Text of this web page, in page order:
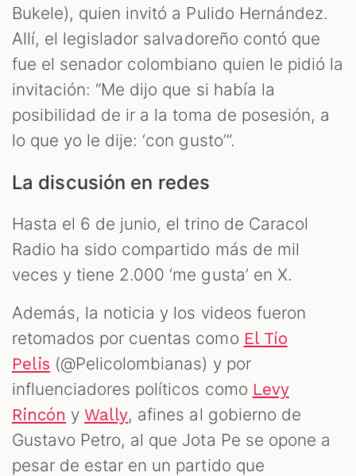
Bukele), quien invitó a Pulido Hernández.
Allí, el legislador salvadoreño contó que
fue el senador colombiano quien le pidió la
invitación: “Me dijo que si había la
posibilidad de ir a la toma de posesión, a
lo que yo le dije: ‘con gusto’”.
La discusión en redes
Hasta el 6 de junio, el trino de Caracol
Radio ha sido compartido más de mil
veces y tiene 2.000 ‘me gusta’ en X.
Además, la noticia y los videos fueron
retomados por cuentas como El Tío
Pelis (@Pelicolombianas) y por
influenciadores políticos como Levy
Rincón yWally, afines al gobierno de
Gustavo Petro, al que Jota Pe se opone a
pesar de estar en un partido que